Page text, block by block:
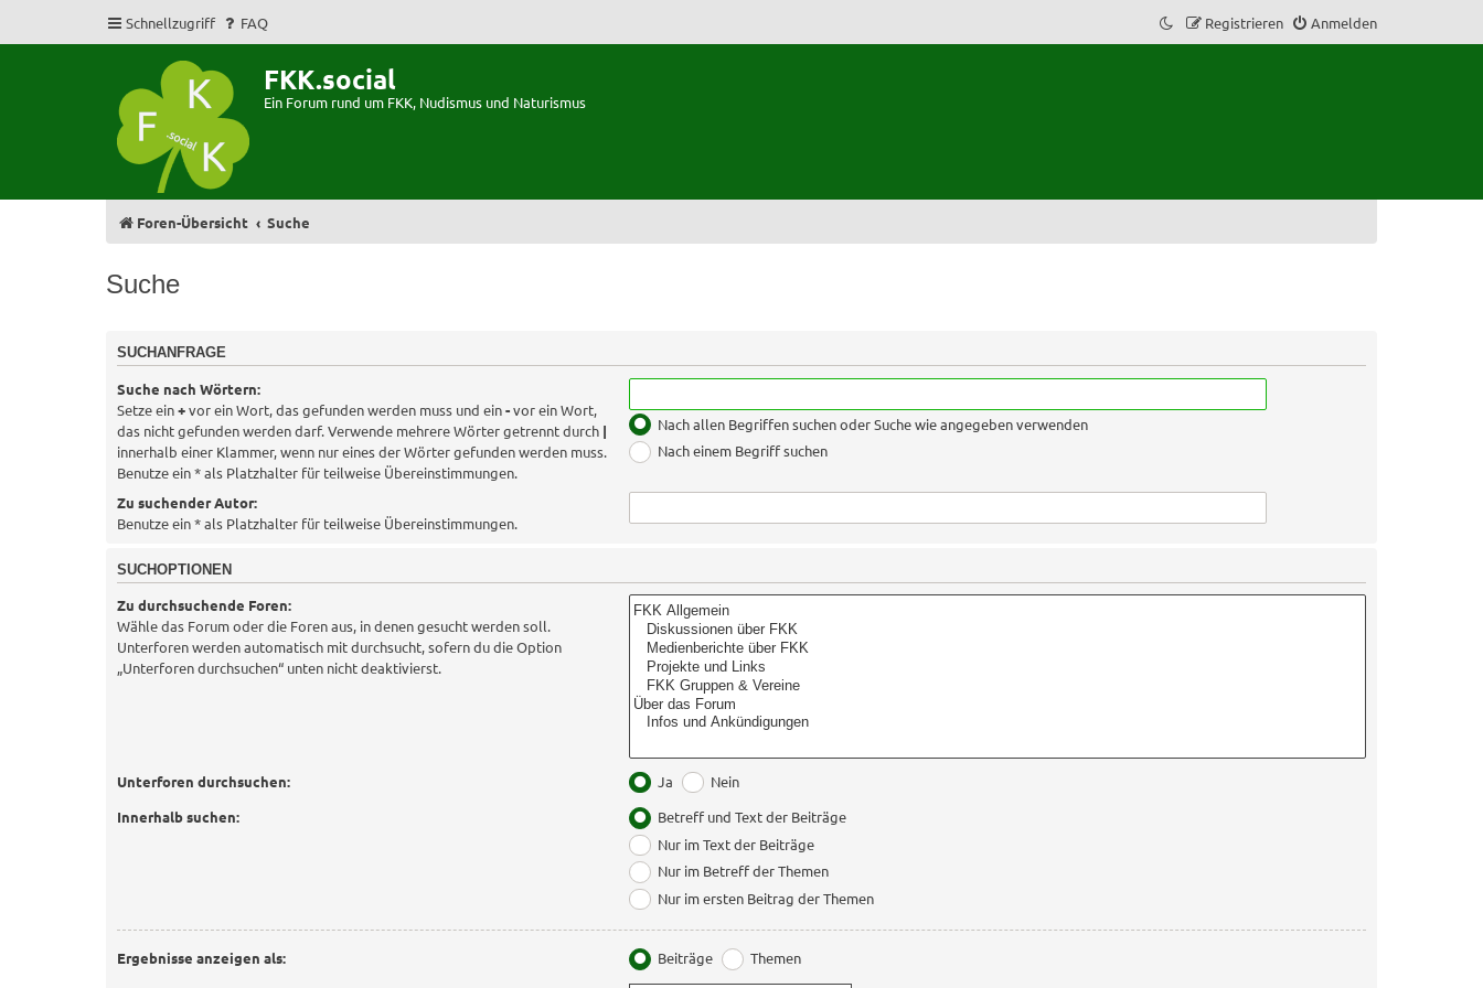
Schnellzugriff FAQ Anmelden
Registrieren
FKK.social
Ein Forum rund um FKK, Nudismus und Naturismus
Foren-Übersicht Suche
Suche
SUCHANFRAGE
Suche nach Wörtern:
Setze ein+vor ein Wort, das gefunden werden muss und ein-vor ein Wort,
das nicht gefunden werden darf. Verwende mehrere Wörter getrennt durch |
innerhalb einer Klammer, wenn nur eines der Wörter gefunden werden muss.
Benutze ein * als Platzhalter für teilweise Übereinstimmungen.
Nach allen Begriffen suchen oder Suche wie angegeben verwenden
Nach einem Begriff suchen
Zu suchender Autor:
Benutze ein * als Platzhalter für teilweise Übereinstimmungen.
SUCHOPTIONEN
Zu durchsuchende Foren:
Wähle das Forum oder die Foren aus, in denen gesucht werden soll.
Unterforen werden automatisch mit durchsucht, sofern du die Option
„Unterforen durchsuchen“ unten nicht deaktivierst.
Unterforen durchsuchen: Ja
Nein
Innerhalb suchen:
Betreff und Text der Beiträge
Nur im Text der Beiträge
Nur im Betreff der Themen
Nur im ersten Beitrag der Themen
Ergebnisse anzeigen als: Beiträge
Themen